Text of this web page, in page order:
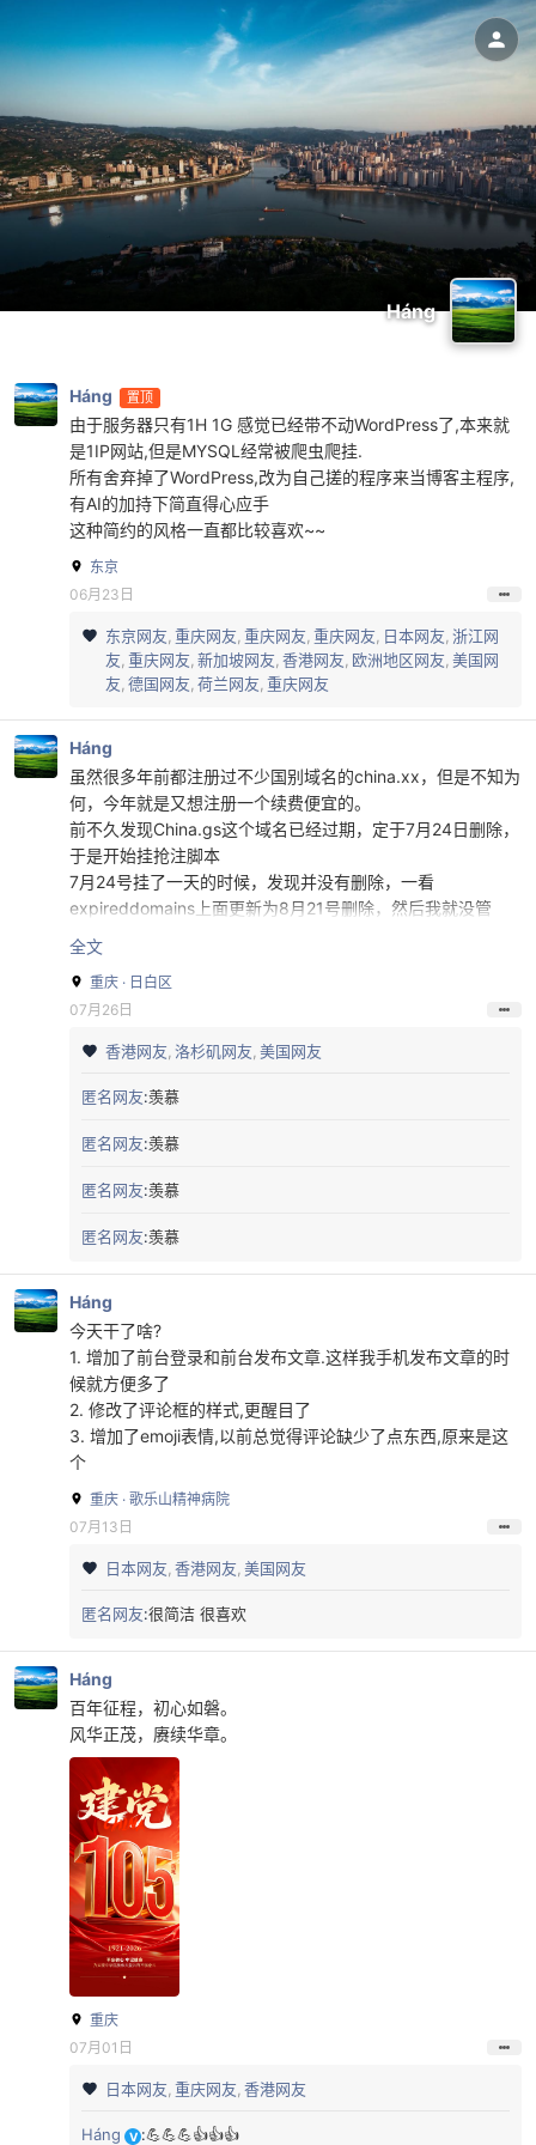
Háng
Háng 置顶
由于服务器只有1H 1G 感觉已经带不动WordPress了,本来就
是1IP网站,但是MYSQL经常被爬虫爬挂.
所有舍弃掉了WordPress,改为自己搓的程序来当博客主程序,
有AI的加持下简直得心应手
这种简约的风格一直都比较喜欢~~
东京
06月23日
东京网友 重庆网友 重庆网友 重庆网友 日本网友 浙江网
友 重庆网友 新加坡网友 香港网友 欧洲地区网友 美国网
友 德国网友 荷兰网友 重庆网友
Háng
虽然很多年前都注册过不少国别域名的china.xx，但是不知为
何，今年就是又想注册一个续费便宜的。
前不久发现China.gs这个域名已经过期，定于7月24日删除，
于是开始挂抢注脚本
7月24号挂了一天的时候，发现并没有删除，一看
expireddomains上面更新为8月21号删除，然后我就没管
了，脚本是在windows服务器上挂ssh执行的，我索性就等脚
本自己登录状态过期关闭。
结果在25号下午3点49的时候，本来在沙发上玩手机快睡
着，收到了付款成功的邮件，才发现是这个域名删除了，然后
通过API注册成功！
虽然不是啥好米，但是也算是把最近想要的拿到手了，花费也
不贵，小百位。
看有没有机会吧。
全文
重庆 · 日白区
07月26日
香港网友 洛杉矶网友 美国网友
匿名网友:羡慕
匿名网友:羡慕
匿名网友:羡慕
匿名网友:羡慕
Háng
今天干了啥?
1. 增加了前台登录和前台发布文章.这样我手机发布文章的时
候就方便多了
2. 修改了评论框的样式,更醒目了
3. 增加了emoji表情,以前总觉得评论缺少了点东西,原来是这
个
重庆 · 歌乐山精神病院
07月13日
日本网友 香港网友 美国网友
匿名网友:很简洁 很喜欢
Háng
百年征程，初心如磐。
风华正茂，赓续华章。
重庆
07月01日
日本网友 重庆网友 香港网友
Háng V :💪💪💪👍👍👍